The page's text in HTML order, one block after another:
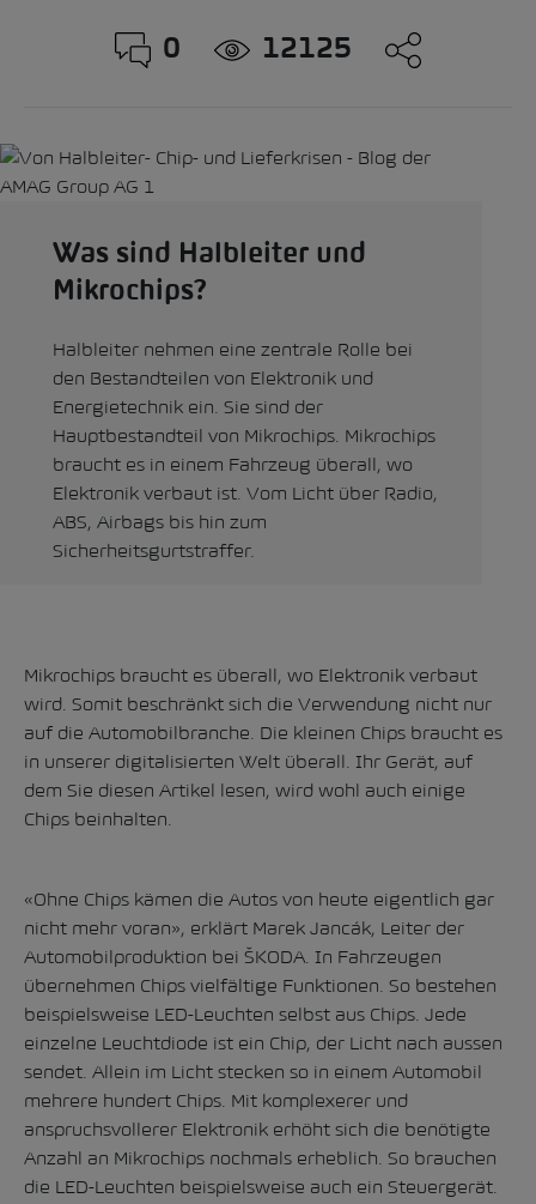
0 12125
Was sind Halbleiter und
Mikrochips?
Halbleiter nehmen eine zentrale Rolle bei
den Bestandteilen von Elektronik und
Energietechnik ein. Sie sind der
Hauptbestandteil von Mikrochips. Mikrochips
braucht es in einem Fahrzeug überall, wo
Elektronik verbaut ist. Vom Licht über Radio,
ABS, Airbags bis hin zum
Sicherheitsgurtstraffer.
Mikrochips braucht es überall, wo Elektronik verbaut
wird. Somit beschränkt sich die Verwendung nicht nur
auf die Automobilbranche. Die kleinen Chips braucht es
in unserer digitalisierten Welt überall. Ihr Gerät, auf
dem Sie diesen Artikel lesen, wird wohl auch einige
Chips beinhalten.
«Ohne Chips kämen die Autos von heute eigentlich gar
nicht mehr voran», erklärt Marek Jancák, Leiter der
Automobilproduktion bei ŠKODA. In Fahrzeugen
übernehmen Chips vielfältige Funktionen. So bestehen
beispielsweise LED-Leuchten selbst aus Chips. Jede
einzelne Leuchtdiode ist ein Chip, der Licht nach aussen
sendet. Allein im Licht stecken so in einem Automobil
mehrere hundert Chips. Mit komplexerer und
anspruchsvollerer Elektronik erhöht sich die benötigte
Anzahl an Mikrochips nochmals erheblich. So brauchen
die LED-Leuchten beispielsweise auch ein Steuergerät.